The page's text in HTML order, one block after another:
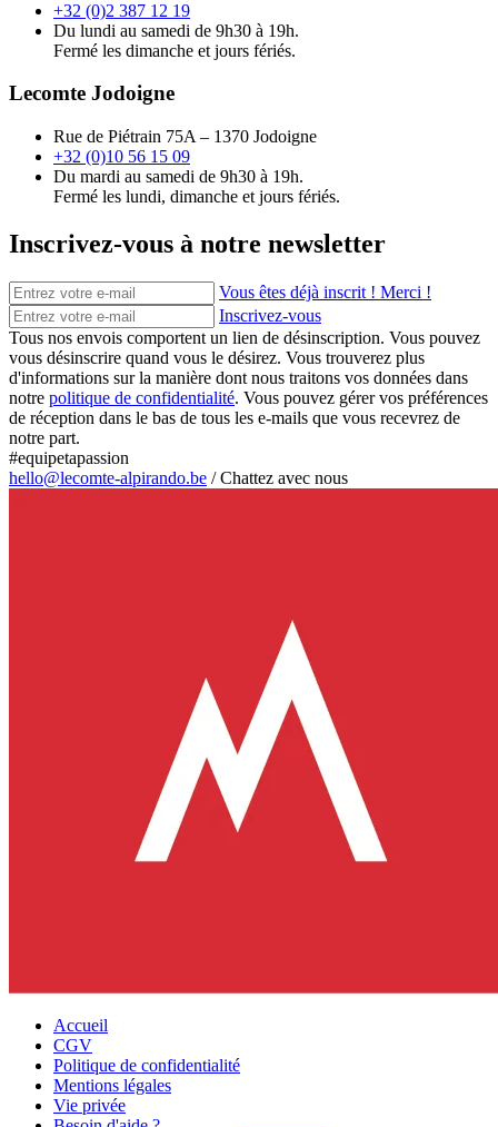
+32 (0)2 387 12 19
Du lundi au samedi de 9h30 à 19h.
Fermé les dimanche et jours fériés.
Lecomte Jodoigne
Rue de Piétrain 75A – 1370 Jodoigne
+32 (0)10 56 15 09
Du mardi au samedi de 9h30 à 19h.
Fermé les lundi, dimanche et jours fériés.
Inscrivez-vous à notre newsletter
Vous êtes déjà inscrit ! Merci !
Inscrivez-vous
Tous nos envois comportent un lien de désinscription. Vous pouvez
vous désinscrire quand vous le désirez. Vous trouverez plus
d'informations sur la manière dont nous traitons vos données dans
notre politique de confidentialité. Vous pouvez gérer vos préférences
de réception dans le bas de tous les e-mails que vous recevrez de
notre part.
#equipetapassion
hello@lecomte-alpirando.be /Chattez avec nous
Accueil
CGV
Politique de confidentialité
Mentions légales
Vie privée